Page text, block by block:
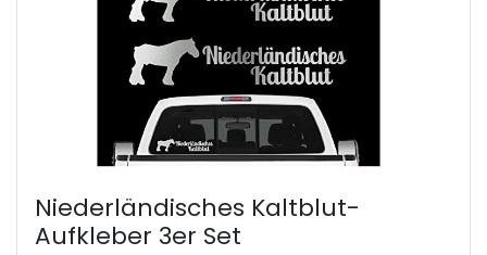
Niederländisches Kaltblut-
Aufkleber 3er Set